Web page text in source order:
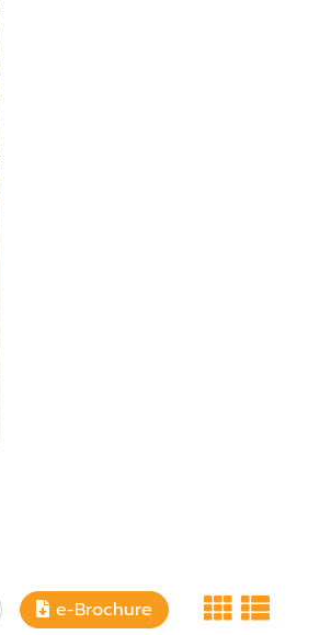
e-Brochure